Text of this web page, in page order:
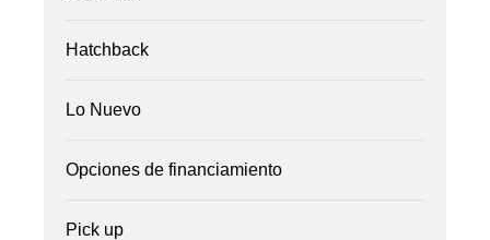
Hatchback
Lo Nuevo
Opciones de financiamiento
Pick up